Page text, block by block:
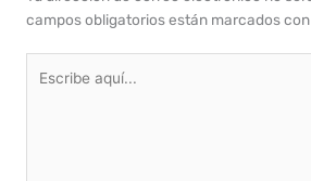
campos obligatorios están marcados con
aquí...